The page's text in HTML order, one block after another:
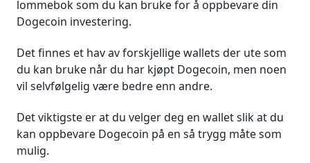
lommebok som du kan bruke for å oppbevare din
Dogecoin investering.
Det finnes et hav av forskjellige wallets der ute som
du kan bruke når du har kjøpt Dogecoin, men noen
vil selvfølgelig være bedre enn andre.
Det viktigste er at du velger deg en wallet slik at du
kan oppbevare Dogecoin på en så trygg måte som
mulig.